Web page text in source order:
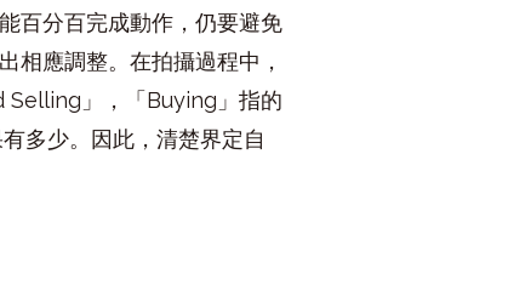
百分百完成動作，仍要避免
相應調整。在拍攝過程中，
Selling」，「Buying」指的
多少。因此，清楚界定自